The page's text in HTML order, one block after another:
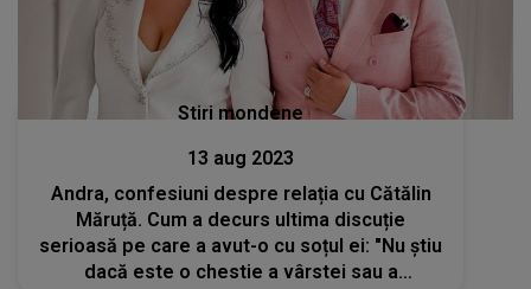
Stiri mondene
13 aug 2023
Andra, confesiuni despre relația cu Cătălin
Măruță. Cum a decurs ultima discuție
serioasă pe care a avut-o cu soțul ei: "Nu știu
dacă este o chestie a vârstei sau a